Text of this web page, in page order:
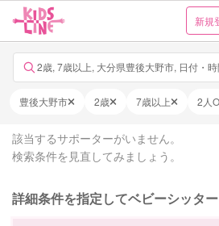
新規
2歳, 7歳以上, 大分県豊後大野市, 日付・
豊後大野市 2歳 7歳以上 2人
該当するサポーターがいません。
検索条件を見直してみましょう。
詳細条件を指定してベビーシッタ